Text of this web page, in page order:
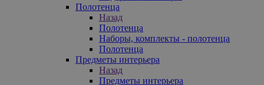
Полотенца
Назад
Полотенца
Наборы, комплекты - полотенца
Полотенца
Предметы интерьера
Назад
Предметы интерьера